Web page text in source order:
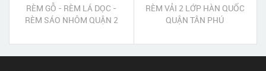
RÈM GỖ - RÈM LÁ DỌC -
RÈM SÁO NHÔM QUẬN 2
RÈM VẢI 2 LỚP HÀN QUỐC
QUẬN TÂN PHÚ